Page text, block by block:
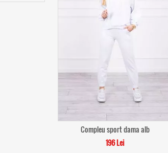
Compleu sport dama alb
196 Lei